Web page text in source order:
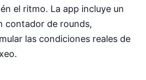
el ritmo. La app incluye un
contador de rounds,
las condiciones reales de